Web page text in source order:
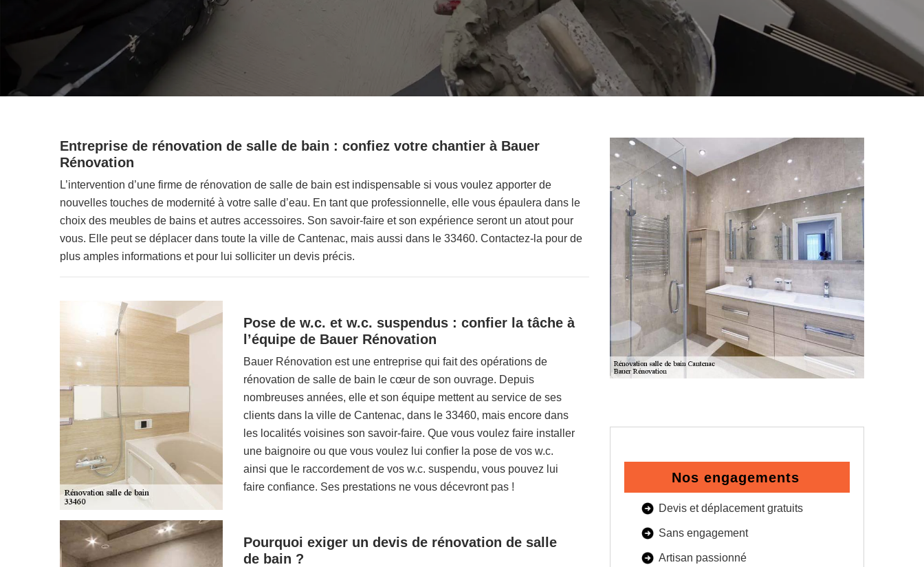
Entreprise de rénovation de salle de bain : confiez votre chantier à Bauer
Rénovation
L’intervention d’une firme de rénovation de salle de bain est indispensable si vous voulez apporter de
nouvelles touches de modernité à votre salle d’eau. En tant que professionnelle, elle vous épaulera dans le
choix des meubles de bains et autres accessoires. Son savoir-faire et son expérience seront un atout pour
vous. Elle peut se déplacer dans toute la ville de Cantenac, mais aussi dans le 33460. Contactez-la pour de
plus amples informations et pour lui solliciter un devis précis.
Pose de w.c. et w.c. suspendus : confier la tâche à
l’équipe de Bauer Rénovation
Bauer Rénovation est une entreprise qui fait des opérations de
rénovation de salle de bain le cœur de son ouvrage. Depuis
nombreuses années, elle et son équipe mettent au service de ses
clients dans la ville de Cantenac, dans le 33460, mais encore dans
les localités voisines son savoir-faire. Que vous voulez faire installer
une baignoire ou que vous voulez lui confier la pose de vos w.c.
ainsi que le raccordement de vos w.c. suspendu, vous pouvez lui
faire confiance. Ses prestations ne vous décevront pas !
Pourquoi exiger un devis de rénovation de salle
de bain ?
Nos engagements
Devis et déplacement gratuits
Sans engagement
Artisan passionné